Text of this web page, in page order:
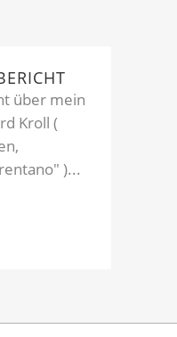
über mein
Kroll (
)...